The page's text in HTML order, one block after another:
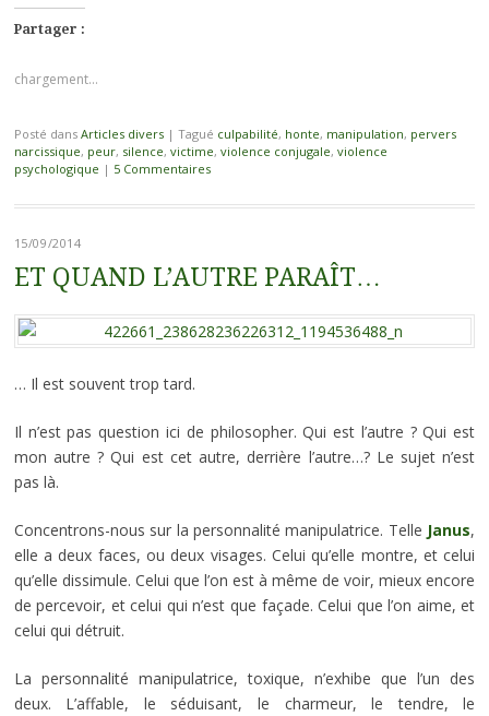
Partager :
chargement…
Posté dans Articles divers | Tagué culpabilité, honte, manipulation, pervers
narcissique, peur, silence, victime, violence conjugale, violence
psychologique | 5 Commentaires
15/09/2014
ET QUAND L’AUTRE PARAÎT…
… Il est souvent trop tard.
Il n’est pas question ici de philosopher. Qui est l’autre ? Qui est
mon autre ? Qui est cet autre, derrière l’autre…? Le sujet n’est
pas là.
Concentrons-nous sur la personnalité manipulatrice. Telle Janus,
elle a deux faces, ou deux visages. Celui qu’elle montre, et celui
qu’elle dissimule. Celui que l’on est à même de voir, mieux encore
de percevoir, et celui qui n’est que façade. Celui que l’on aime, et
celui qui détruit.
La personnalité manipulatrice, toxique, n’exhibe que l’un des
deux. L’affable, le séduisant, le charmeur, le tendre, le